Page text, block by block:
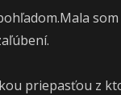
priepasťou z